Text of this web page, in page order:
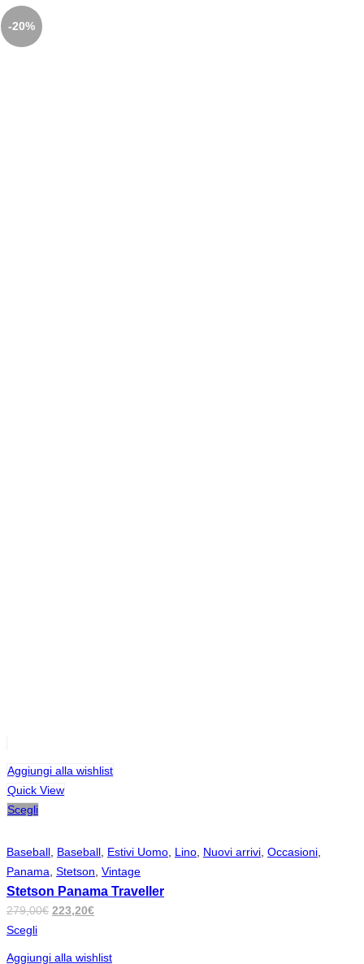
-20%
Aggiungi alla wishlist
Quick View
Scegli
Baseball, Baseball, Estivi Uomo, Lino, Nuovi arrivi, Occasioni,
Panama, Stetson, Vintage
Stetson Panama Traveller
279,00€ Il
223,20€Il
Scegli
Aggiungi alla wishlist